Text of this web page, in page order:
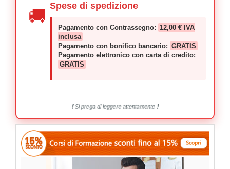
🚚
Spese di spedizione
Pagamento con Contrassegno: 12,00 € IVA
inclusa
Pagamento con bonifico bancario: GRATIS
Pagamento elettronico con carta di credito:
GRATIS
❗ Si prega di leggere attentamente ❗